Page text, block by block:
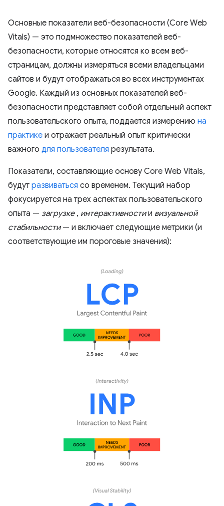
Основные показатели веб-безопасности (Core Web
Vitals) — это подмножество показателей веб-
безопасности, которые относятся ко всем веб-
страницам, должны измеряться всеми владельцами
сайтов и будут отображаться во всех инструментах
Google. Каждый из основных показателей веб-
безопасности представляет собой отдельный аспект
пользовательского опыта, поддается измерению на
практике и отражает реальный опыт критически
важного для пользователя результата.
Показатели, составляющие основу Core Web Vitals,
будут развиваться со временем. Текущий набор
фокусируется на трех аспектах пользовательского
опыта — загрузке, интерактивностии визуальной
стабильности— и включает следующие метрики (и
соответствующие им пороговые значения):